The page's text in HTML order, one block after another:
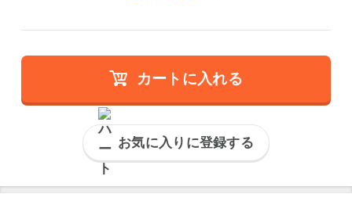
カートに入れる
お気に入りに登録する